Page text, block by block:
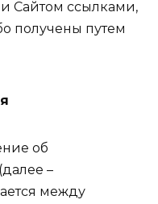
Сайтом ссылками,
получены путем
об
–
между